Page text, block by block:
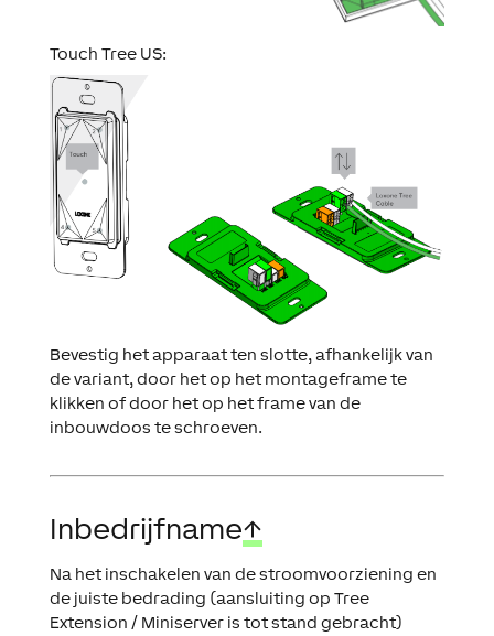
Touch Tree US:
Bevestig het apparaat ten slotte, afhankelijk van
de variant, door het op het montageframe te
klikken of door het op het frame van de
inbouwdoos te schroeven.
Inbedrijfname↑
Na het inschakelen van de stroomvoorziening en
de juiste bedrading (aansluiting op Tree
Extension / Miniserver is tot stand gebracht)